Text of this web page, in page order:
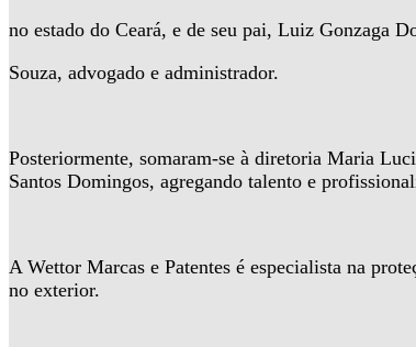
no estado do Ceará, e de seu pai, Luiz Gonzaga
Souza, advogado e administrador.
Posteriormente, somaram-se à diretoria Maria
Santos Domingos, agregando talento e
A Wettor Marcas e Patentes é especialista na
no exterior.